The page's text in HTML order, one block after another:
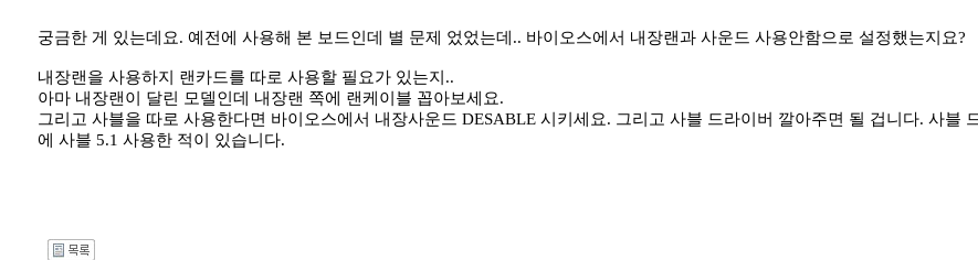
궁금한 게 있는데요. 예전에 사용해 본 보드인데 별 문제 었었는데.. 바이오스에서 내장랜과 사운드 사용안함으로 설정했는지요?
내장랜을 사용하지 랜카드를 따로 사용할 필요가 있는지..
아마 내장랜이 달린 모델인데 내장랜 쪽에 랜케이블 꼽아보세요.
그리고 사블을 따로 사용한다면 바이오스에서 내장사운드 DESABLE 시키세요. 그리고 사블 드라이버 깔아주면 될 겁니다. 사블
에 사블 5.1 사용한 적이 있습니다.